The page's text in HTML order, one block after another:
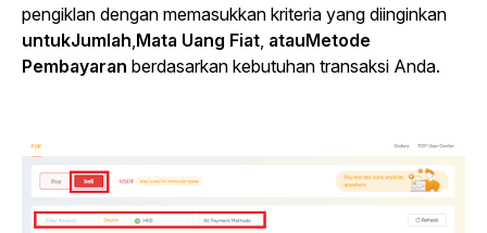
pengiklan dengan memasukkan kriteria yang diinginkan
untukJumlah Mata Uang Fiat atauMetode
Pembayaran berdasarkan kebutuhan transaksi Anda.